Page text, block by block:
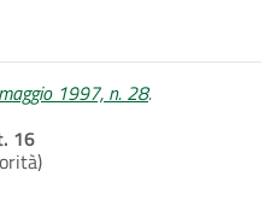
1997, n. 28.
16